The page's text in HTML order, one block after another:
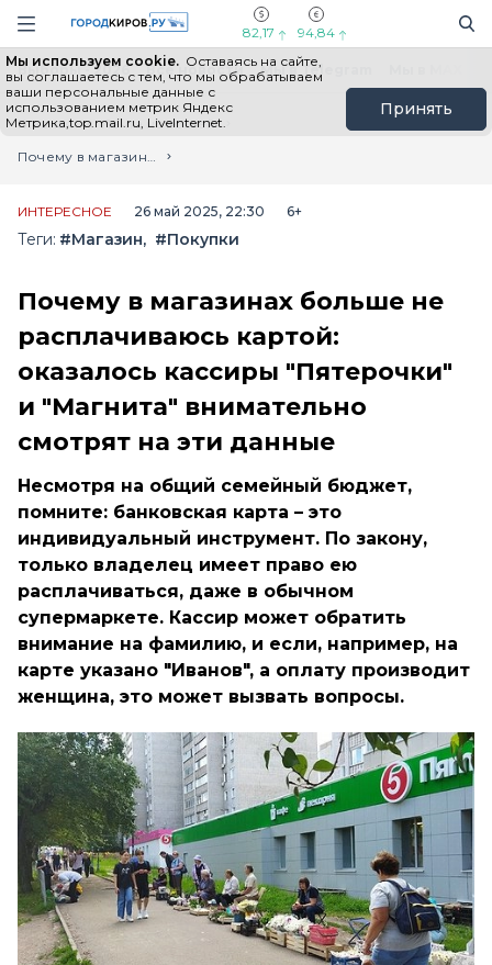
Навигация сайта
82,17 94,84
Мы используем cookie. Оставаясь на сайте,
вы соглашаетесь с тем, что мы обрабатываем
ваши персональные данные с
использованием метрик Яндекс
Метрика,top.mail.ru, LiveInternet.
Принять
Выборы - 2026 Все новости Мы в Telegram
Главная
Лента новостей
Почему в магазинах больше не расплачиваюсь картой: оказалось кассиры "Пятерочки" и "Магнита" внимательно смотрят на эти данные
ИНТЕРЕСНОЕ 26 май 2025, 22:30 6+
Теги: #Магазин #Покупки
Почему в магазинах больше не
расплачиваюсь картой:
оказалось кассиры "Пятерочки"
и "Магнита" внимательно
смотрят на эти данные
Несмотря на общий семейный бюджет,
помните: банковская карта – это
индивидуальный инструмент. По закону,
только владелец имеет право ею
расплачиваться, даже в обычном
супермаркете. Кассир может обратить
внимание на фамилию, и если, например, на
карте указано "Иванов", а оплату производит
женщина, это может вызвать вопросы.